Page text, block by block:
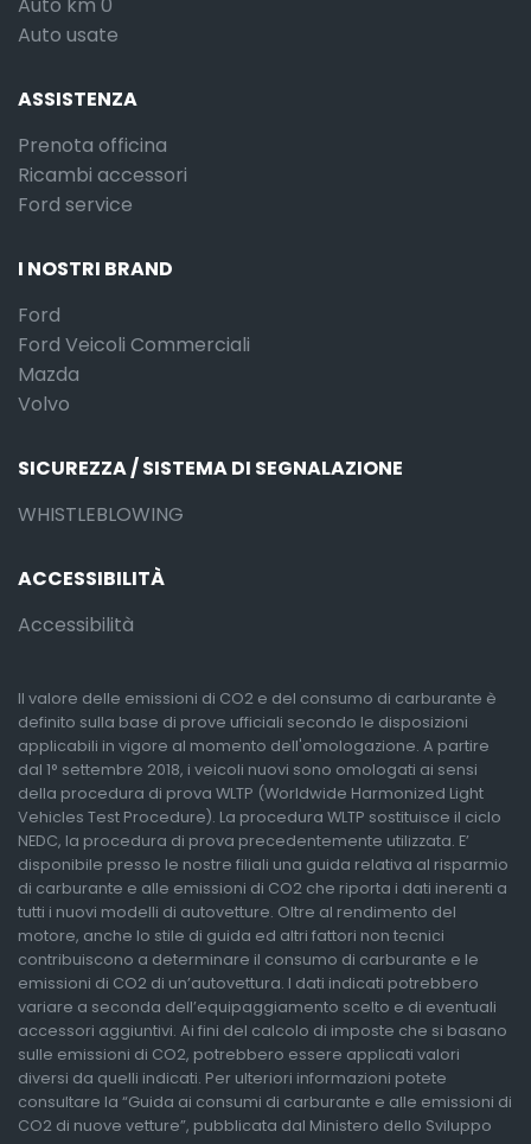
Auto usate
ASSISTENZA
Prenota officina
Ricambi accessori
Ford service
I NOSTRI BRAND
Ford
Ford Veicoli Commerciali
Mazda
Volvo
SICUREZZA / SISTEMA DI SEGNALAZIONE
WHISTLEBLOWING
ACCESSIBILITÀ
Accessibilità
Il valore delle emissioni di CO2 e del consumo di carburante è
definito sulla base di prove ufficiali secondo le disposizioni
applicabili in vigore al momento dell'omologazione. A partire
dal 1° settembre 2018, i veicoli nuovi sono omologati ai sensi
della procedura di prova WLTP (Worldwide Harmonized Light
Vehicles Test Procedure). La procedura WLTP sostituisce il ciclo
NEDC, la procedura di prova precedentemente utilizzata. E’
disponibile presso le nostre filiali una guida relativa al risparmio
di carburante e alle emissioni di CO2 che riporta i dati inerenti a
tutti i nuovi modelli di autovetture. Oltre al rendimento del
motore, anche lo stile di guida ed altri fattori non tecnici
contribuiscono a determinare il consumo di carburante e le
emissioni di CO2 di un’autovettura. I dati indicati potrebbero
variare a seconda dell’equipaggiamento scelto e di eventuali
accessori aggiuntivi. Ai fini del calcolo di imposte che si basano
sulle emissioni di CO2, potrebbero essere applicati valori
diversi da quelli indicati. Per ulteriori informazioni potete
consultare la “Guida ai consumi di carburante e alle emissioni di
CO2 di nuove vetture”, pubblicata dal Ministero dello Sviluppo